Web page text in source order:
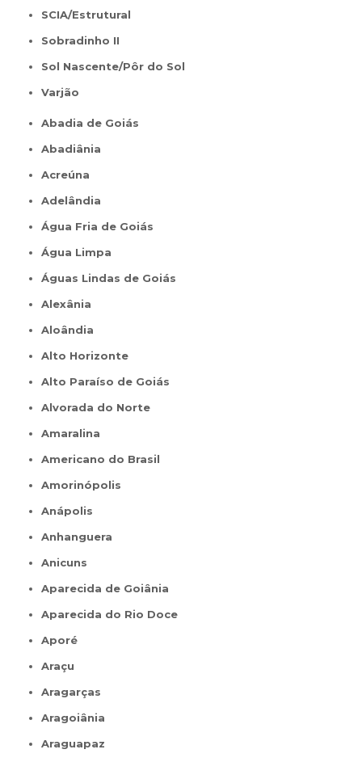
SCIA/Estrutural
Sobradinho II
Sol Nascente/Pôr do Sol
Varjão
Abadia de Goiás
Abadiânia
Acreúna
Adelândia
Água Fria de Goiás
Água Limpa
Águas Lindas de Goiás
Alexânia
Aloândia
Alto Horizonte
Alto Paraíso de Goiás
Alvorada do Norte
Amaralina
Americano do Brasil
Amorinópolis
Anápolis
Anhanguera
Anicuns
Aparecida de Goiânia
Aparecida do Rio Doce
Aporé
Araçu
Aragarças
Aragoiânia
Araguapaz